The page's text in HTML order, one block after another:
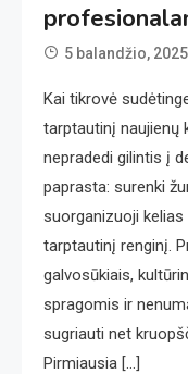
5 balandžio, 2025
Kai tikrovė
tarptautinį naujienų
nepradedi gilintis į
paprasta: surenki
suorganizuoji
tarptautinį renginį.
galvosūkiais,
spragomis ir
sugriauti net
Pirmiausia […]